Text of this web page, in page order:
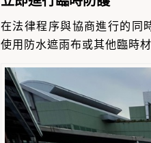
在法律程序與協商進行的同
使用防水遮雨布或其他臨時